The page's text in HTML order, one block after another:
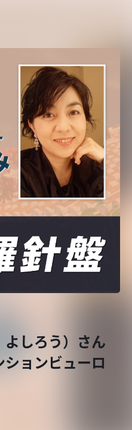
しろう）さん
ションビューロ